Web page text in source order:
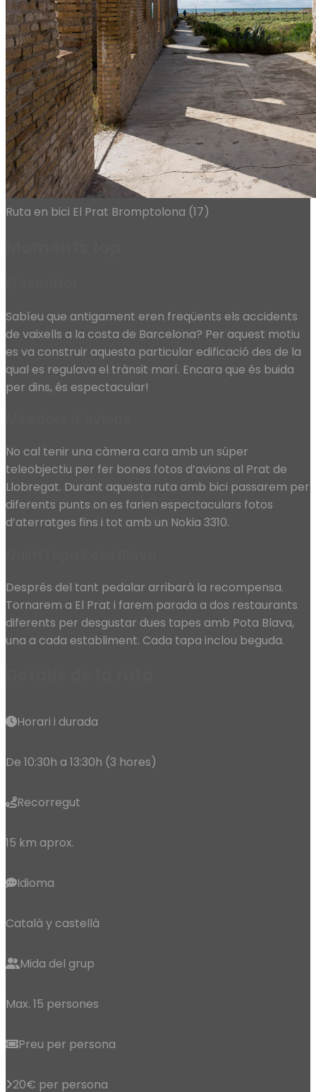
Ruta en bici El Prat Bromptolona (17)
Sabíeu que antigament eren freqüents els accidents
de vaixells a la costa de Barcelona? Per aquest motiu
es va construir aquesta particular edificació des de la
qual es regulava el trànsit marí. Encara que és buida
per dins, és espectacular!
No cal tenir una càmera cara amb un súper
teleobjectiu per fer bones fotos d’avions al Prat de
Llobregat. Durant aquesta ruta amb bici passarem per
diferents punts on es farien espectaculars fotos
d’aterratges fins i tot amb un Nokia 3310.
Després del tant pedalar arribarà la recompensa.
Tornarem a El Prat i farem parada a dos restaurants
diferents per desgustar dues tapes amb Pota Blava,
una a cada establiment. Cada tapa inclou beguda.
Horari i durada
De 10:30h a 13:30h (3 hores)
Recorregut
15 km aprox.
Idioma
Català y castellà
Mida del grup
Max. 15 persones
Preu per persona
20€ per persona